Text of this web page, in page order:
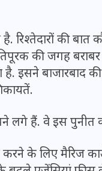
की
की जगह बराबर
है. इसने बाजारबाद
लगे हैं. वे इस पुनीत
करने के लिए मैरिज